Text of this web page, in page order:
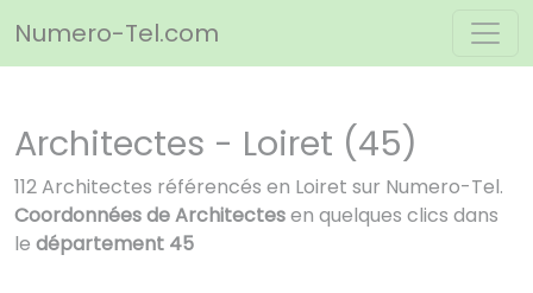
Numero-Tel.com
Architectes - Loiret (45)
112 Architectes référencés en Loiret sur Numero-Tel.
Coordonnées de Architectesen quelques clics dans
le département 45